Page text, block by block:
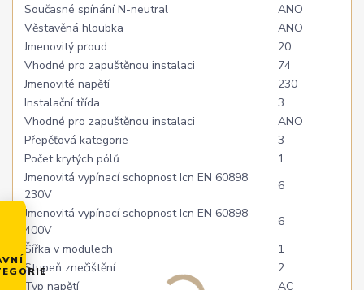
Současné spínání N-neutral
ANO
Věstavěná hloubka
ANO
Jmenovitý proud
20
Vhodné pro zapuštěnou instalaci
74
Jmenovité napětí
230
Instalační třída
3
Vhodné pro zapuštěnou instalaci
ANO
Přepěťová kategorie
3
Počet krytých pólů
1
Jmenovitá vypínací schopnost Icn EN 60898
230V
6
Jmenovitá vypínací schopnost Icn EN 60898
400V
6
Šířka v modulech
1
Stupeň znečištění
2
Typ napětí
AC